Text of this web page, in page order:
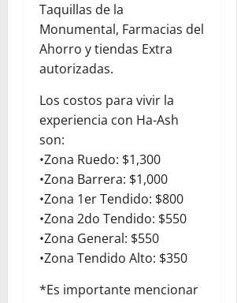
Taquillas de la
Monumental, Farmacias del
Ahorro y tiendas Extra
autorizadas.
Los costos para vivir la
experiencia con Ha-Ash
son:
•Zona Ruedo: $1,300
•Zona Barrera: $1,000
•Zona 1er Tendido: $800
•Zona 2do Tendido: $550
•Zona General: $550
•Zona Tendido Alto: $350
*Es importante mencionar